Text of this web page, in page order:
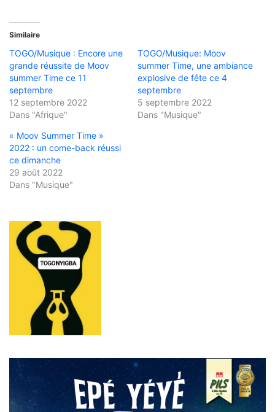
Similaire
TOGO/Musique : Encore une
grande réussite de Moov
summer Time ce 11
septembre
12 septembre 2022
Dans "Afrique"
TOGO/Musique: Moov
summer Time, une ambiance
explosive de fête ce 4
septembre
5 septembre 2022
Dans "Musique"
« Moov Summer Time »
2022 : un come-back réussi
ce dimanche
29 août 2022
Dans "Musique"